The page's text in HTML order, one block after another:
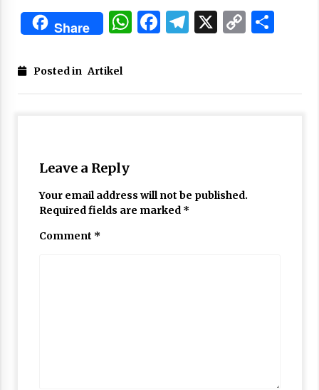
Share WhatsApp
Facebook
Telegram
X Copy
Posted in Artikel
Leave a Reply
Your email address will not be published.
Required fields are marked *
Comment *